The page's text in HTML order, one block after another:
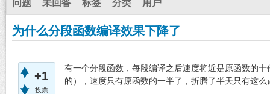
问题 未回答 标签 分类 用户
为什么分段函数编译效果下降了
+1
投票
有一个分段函数，每段编译之后速度将近是原函数的
的），速度只有原函数的一半了，折腾了半天只有这